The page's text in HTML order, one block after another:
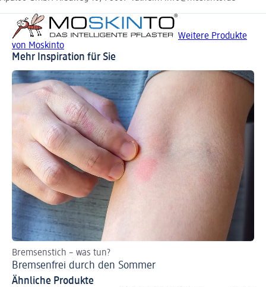
Weitere Produkte
von Moskinto
Mehr Inspiration für Sie
Bremsenstich – was tun?
Bremsenfrei durch den Sommer
Ähnliche Produkte